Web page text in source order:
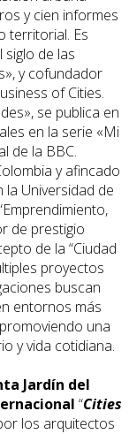
y cien informes
territorial. Es
de las
y cofundador
of Cities.
se publica en
en la serie «Mi
de la BBC.
y afincado
Universidad de
de prestigio
de la “Ciudad
proyectos
buscan
entornos más
una
y vida cotidiana.
Jardín del
“Cities
los arquitectos